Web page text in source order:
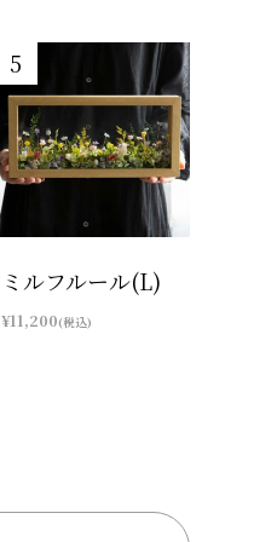
ミルフルール(L)
¥11,200(税込)